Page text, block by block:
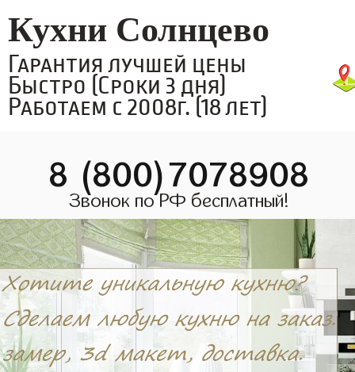
Кухни Солнцево
Гарантия лучшей цены
Быстро (Сроки 3 дня)
Работаем с 2008г. (18 лет)
8 (800)7078908
Звонок по РФ бесплатный!